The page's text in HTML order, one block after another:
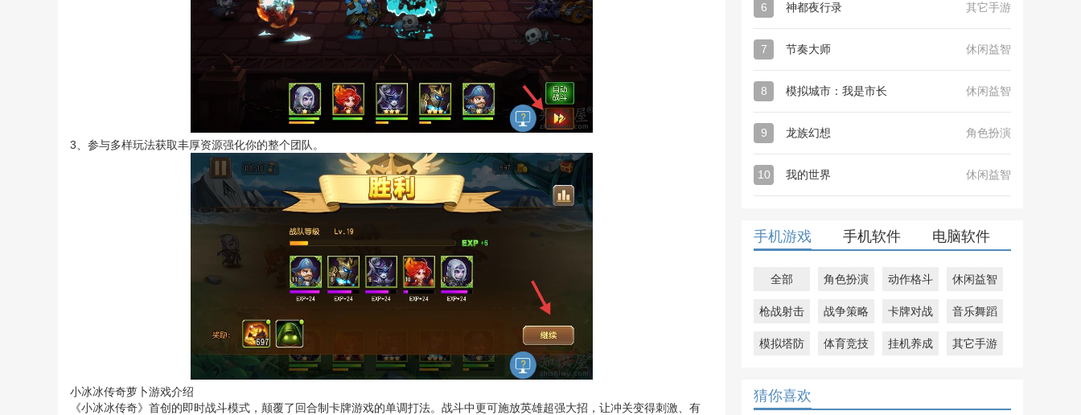
3、参与多样玩法获取丰厚资源强化你的整个团队。
小冰冰传奇萝卜游戏介绍
《小冰冰传奇》首创的即时战斗模式，颠覆了回合制卡牌游戏的单调打法。战斗中更可施放英雄超强大招，让冲关变得刺激、有
6 神都夜行录 其它手游
7 节奏大师 休闲益智
8 模拟城市：我是市长 休闲益智
9 龙族幻想 角色扮演
10 我的世界 休闲益智
手机游戏 手机软件 电脑软件
全部 角色扮演 动作格斗 休闲益智
枪战射击 战争策略 卡牌对战 音乐舞蹈
模拟塔防 体育竞技 挂机养成 其它手游
猜你喜欢